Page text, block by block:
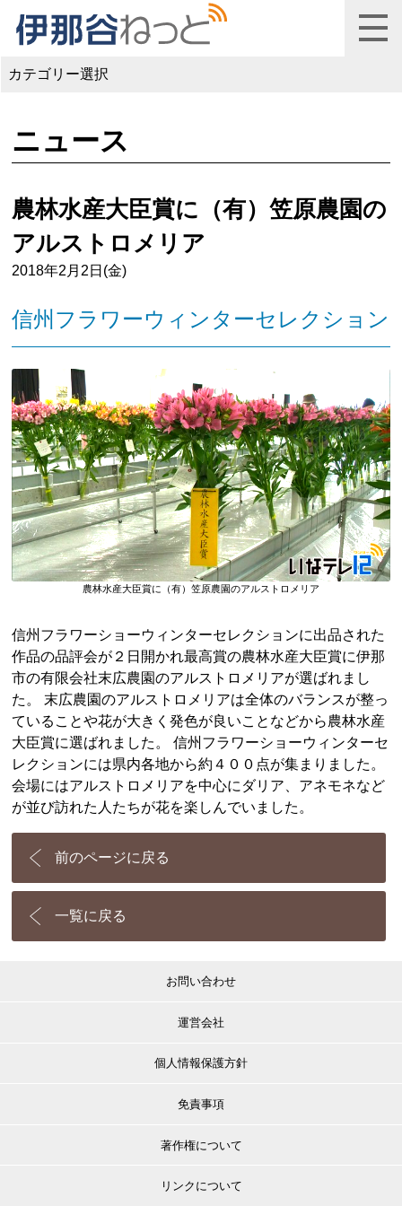
カテゴリー選択
ニュース
農林水産大臣賞に（有）笠原農園の
アルストロメリア
2018年2月2日(金)
信州フラワーウィンターセレクション
農林水産大臣賞に（有）笠原農園のアルストロメリア
信州フラワーショーウィンターセレクションに出品された
作品の品評会が２日開かれ最高賞の農林水産大臣賞に伊那
市の有限会社末広農園のアルストロメリアが選ばれまし
た。 末広農園のアルストロメリアは全体のバランスが整っ
ていることや花が大きく発色が良いことなどから農林水産
大臣賞に選ばれました。 信州フラワーショーウィンターセ
レクションには県内各地から約４００点が集まりました。
会場にはアルストロメリアを中心にダリア、アネモネなど
が並び訪れた人たちが花を楽しんでいました。
前のページに戻る
一覧に戻る
お問い合わせ
運営会社
個人情報保護方針
免責事項
著作権について
リンクについて